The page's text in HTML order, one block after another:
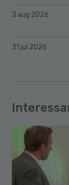
3 aug 2026
31 jul 2026